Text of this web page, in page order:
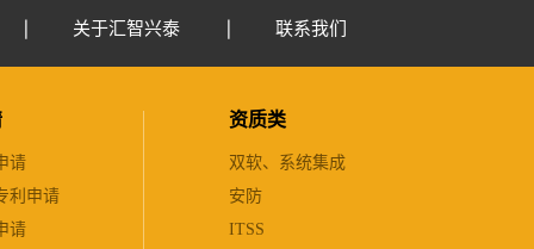
关于汇智兴泰 联系我们
请
利申请
请
资质类
双软、系统集成
安防
ITSS